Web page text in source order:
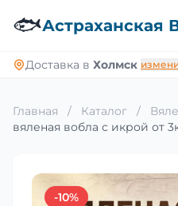
🐟Астраханская
Доставка в Холмск
Главная / Каталог /
вяленая вобла с икрой от
-10%